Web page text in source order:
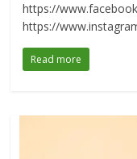
https://
https://
Read more